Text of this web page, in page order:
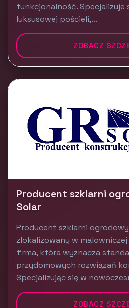
funkcjonalność. Specjalizuje
luksusowej pościeli,...
ZOBACZ
Producent szklarni
Solar
Producent szklarni
zlokalizowany w malowniczej
firma, która wyznacza
przydomowych rozwiązań
Specjalizując się w
ZOBACZ